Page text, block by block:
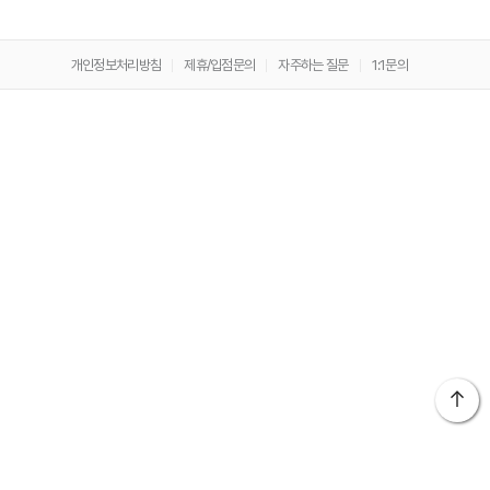
개인정보처리방침 제휴/입점문의 자주하는 질문 1:1문의